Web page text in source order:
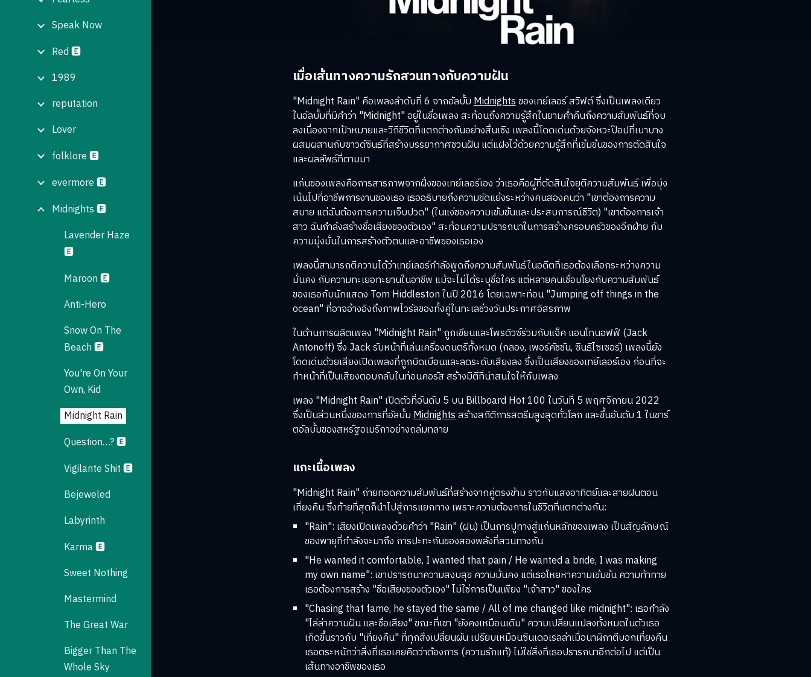
Speak Now
Red 🅴
1989
reputation
Lover
folklore 🅴
evermore 🅴
Midnights 🅴
Lavender Haze
🅴
Maroon 🅴
Anti-Hero
Snow On The
Beach 🅴
You're On Your
Own, Kid
Midnight Rain
Question…? 🅴
Vigilante Shit 🅴
Bejeweled
Labyrinth
Karma 🅴
Sweet Nothing
Mastermind
The Great War
Bigger Than The
Whole Sky
เมื่อเส้นทางความรักสวนทางกับความฝัน
"Midnight Rain" คือเพลงลำดับที่ 6 จากอัลบั้มMidnightsของเทย์เลอร์ สวิฟต์ ซึ่งเป็นเพลงเดียว
ในอัลบั้มที่มีคำว่า "Midnight" อยู่ในชื่อเพลง สะท้อนถึงความรู้สึกในยามค่ำคืนถึงความสัมพันธ์ที่จบ
ลงเนื่องจากเป้าหมายและวิถีชีวิตที่แตกต่างกันอย่างสิ้นเชิง เพลงนี้โดดเด่นด้วยจังหวะป๊อปที่เบาบาง
ผสมผสานกับซาวด์ซินธ์ที่สร้างบรรยากาศชวนฝัน แต่แฝงไว้ด้วยความรู้สึกที่เข้มข้นของการตัดสินใจ
และผลลัพธ์ที่ตามมา
แก่นของเพลงคือการสารภาพจากฝั่งของเทย์เลอร์เอง ว่าเธอคือผู้ที่ตัดสินใจยุติความสัมพันธ์ เพื่อมุ่ง
เน้นไปที่อาชีพการงานของเธอ เธออธิบายถึงความขัดแย้งระหว่างคนสองคนว่า "เขาต้องการความ
สบาย แต่ฉันต้องการความเจ็บปวด" (ในแง่ของความเข้มข้นและประสบการณ์ชีวิต) "เขาต้องการเจ้า
สาว ฉันกำลังสร้างชื่อเสียงของตัวเอง" สะท้อนความปรารถนาในการสร้างครอบครัวของอีกฝ่าย กับ
ความมุ่งมั่นในการสร้างตัวตนและอาชีพของเธอเอง
เพลงนี้สามารถตีความได้ว่าเทย์เลอร์กำลังพูดถึงความสัมพันธ์ในอดีตที่เธอต้องเลือกระหว่างความ
มั่นคง กับความทะเยอทะยานในอาชีพ แม้จะไม่ได้ระบุชื่อใคร แต่หลายคนเชื่อมโยงกับความสัมพันธ์
ของเธอกับนักแสดง Tom Hiddleston ในปี 2016 โดยเฉพาะท่อน "Jumping off things in the
ocean" ที่อาจอ้างอิงถึงภาพไวรัลของทั้งคู่ในทะเลช่วงวันประกาศอิสรภาพ
ในด้านการผลิตเพลง "Midnight Rain" ถูกเขียนและโพรดิวซ์ร่วมกับแจ็ค แอนโทนอฟฟ์ (Jack
Antonoff) ซึ่ง Jack รับหน้าที่เล่นเครื่องดนตรีทั้งหมด (กลอง, เพอร์คัชชัน, ซินธิไซเซอร์) เพลงนี้ยัง
โดดเด่นด้วยเสียงเปิดเพลงที่ถูกบิดเบือนและลดระดับเสียงลง ซึ่งเป็นเสียงของเทย์เลอร์เอง ก่อนที่จะ
ทำหน้าที่เป็นเสียงตอบกลับในท่อนคอรัส สร้างมิติที่น่าสนใจให้กับเพลง
เพลง "Midnight Rain" เปิดตัวที่อันดับ 5 บน Billboard Hot 100 ในวันที่ 5 พฤศจิกายน 2022
ซึ่งเป็นส่วนหนึ่งของการที่อัลบั้มMidnightsสร้างสถิติการสตรีมสูงสุดทั่วโลก และขึ้นอันดับ 1 ในชาร์
ตอัลบั้มของสหรัฐอเมริกาอย่างถล่มทลาย
แกะเนื้อเพลง
"Midnight Rain" ถ่ายทอดความสัมพันธ์ที่สร้างจากคู่ตรงข้าม ราวกับแสงอาทิตย์และสายฝนตอน
เที่ยงคืน ซึ่งท้ายที่สุดก็นำไปสู่การแยกทาง เพราะความต้องการในชีวิตที่แตกต่างกัน:
"Rain": เสียงเปิดเพลงด้วยคำว่า "Rain" (ฝน) เป็นการปูทางสู่แก่นหลักของเพลง เป็นสัญลักษณ์
ของพายุที่กำลังจะมาถึง การปะทะกันของสองพลังที่สวนทางกัน
"He wanted it comfortable, I wanted that pain / He wanted a bride, I was making
my own name": เขาปรารถนาความสงบสุข ความมั่นคง แต่เธอโหยหาความเข้มข้น ความท้าทาย
เธอต้องการสร้าง "ชื่อเสียงของตัวเอง" ไม่ใช่การเป็นเพียง "เจ้าสาว" ของใคร
"Chasing that fame, he stayed the same / All of me changed like midnight": เธอกำลัง
"ไล่ล่าความฝัน และชื่อเสียง" ขณะที่เขา "ยังคงเหมือนเดิม" ความเปลี่ยนแปลงทั้งหมดในตัวเธอ
เกิดขึ้นราวกับ "เที่ยงคืน" ที่ทุกสิ่งเปลี่ยนผัน เปรียบเหมือนซินเดอเรลล่าเมื่อนาฬิกาตีบอกเที่ยงคืน
เธอตระหนักว่าสิ่งที่เธอเคยคิดว่าต้องการ (ความรักแท้) ไม่ใช่สิ่งที่เธอปรารถนาอีกต่อไป แต่เป็น
เส้นทางอาชีพของเธอ